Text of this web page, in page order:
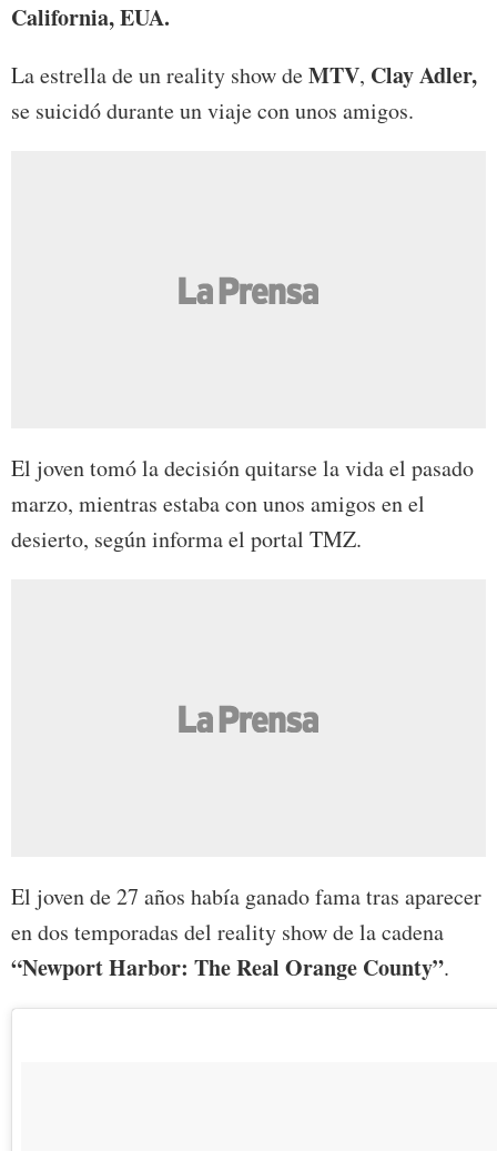
California, EUA.
La estrella de un reality show deMTV, Clay Adler,
se suicidó durante un viaje con unos amigos.
El joven tomó la decisión quitarse la vida el pasado
marzo, mientras estaba con unos amigos en el
desierto, según informa el portal TMZ.
El joven de 27 años había ganado fama tras aparecer
en dos temporadas del reality show de la cadena
“Newport Harbor: The Real Orange County”.